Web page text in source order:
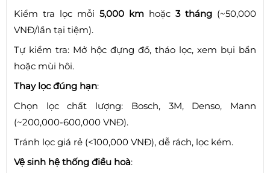
Kiểm tra lọc mỗi 5,000 km hoặc 3 tháng (~50,000
VNĐ/lần tại tiệm).
Tự kiểm tra: Mở hộc đựng đồ, tháo lọc, xem bụi bẩn
hoặc mùi hôi.
Thay lọc đúng hạn:
Chọn lọc chất lượng: Bosch, 3M, Denso, Mann
(~200,000-600,000 VNĐ).
Tránh lọc giá rẻ (<100,000 VNĐ), dễ rách, lọc kém.
Vệ sinh hệ thống điều hoà: